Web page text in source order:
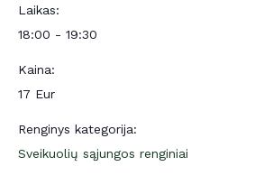
Laikas:
18:00 - 19:30
Kaina:
17 Eur
Renginys kategorija:
Sveikuolių sąjungos renginiai